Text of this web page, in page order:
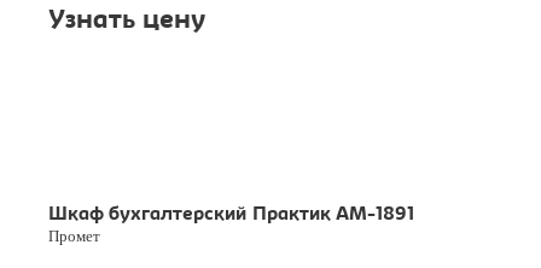
Узнать цену
Шкаф бухгалтерский Практик AM-1891
Промет